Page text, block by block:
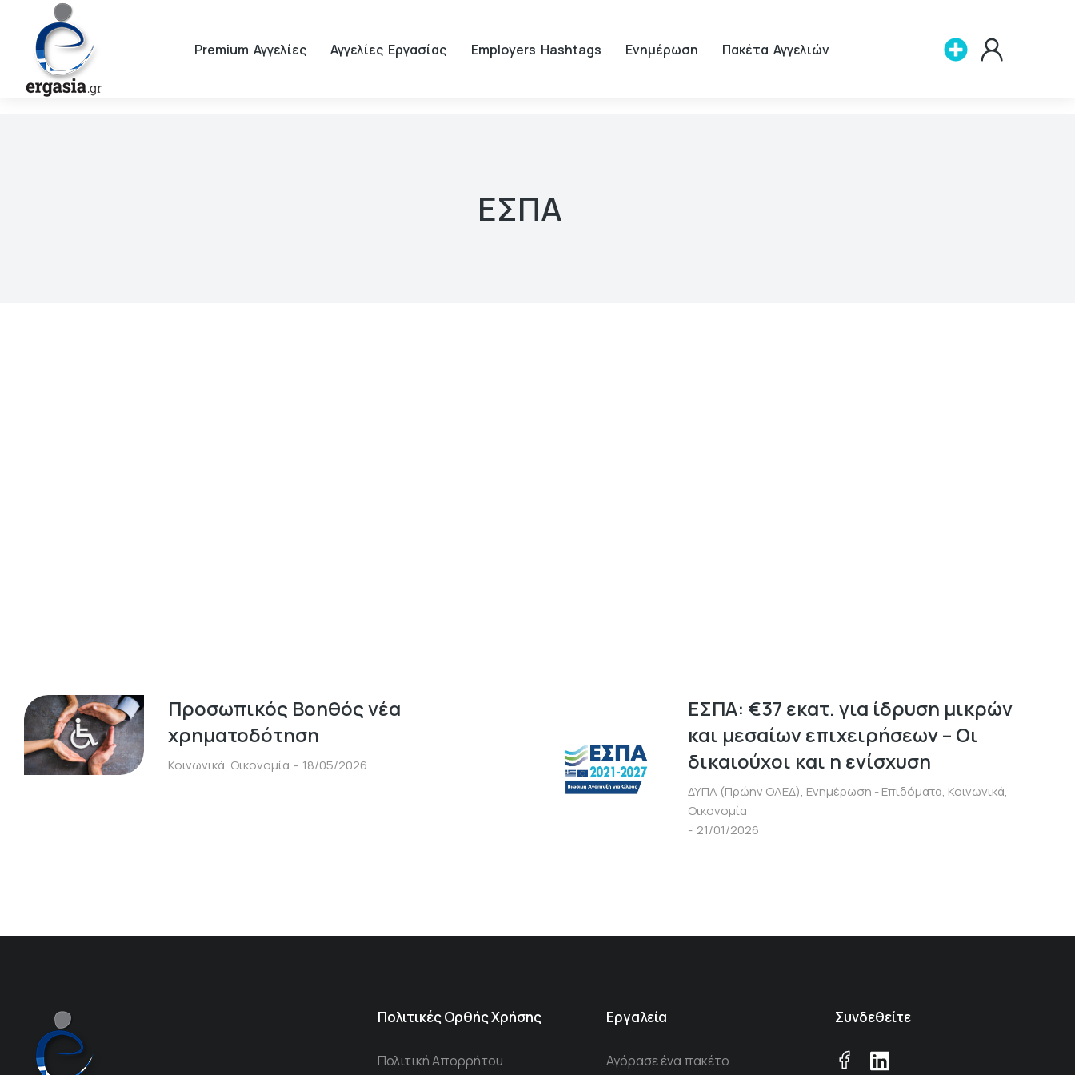
Premium Αγγελίες Αγγελίες Εργασίας Employers Hashtags Ενημέρωση Πακέτα Αγγελιών
ΕΣΠΑ
Προσωπικός Βοηθός νέα
χρηματοδότηση
Κοινωνικά, Οικονομία 18/05/2026
ΕΣΠΑ: €37 εκατ. για ίδρυση μικρών
και μεσαίων επιχειρήσεων – Οι
δικαιούχοι και η ενίσχυση
ΔΥΠΑ (Πρώην ΟΑΕΔ), Ενημέρωση - Επιδόματα, Κοινωνικά,
Οικονομία
21/01/2026
Πολιτικές Ορθής Χρήσης
Πολιτική Απορρήτου
Εργαλεία
Αγόρασε ένα πακέτο
Συνδεθείτε